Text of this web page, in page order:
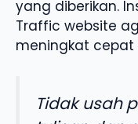
yang diberikan.
Traffic website
meningkat cepat
Tidak usah